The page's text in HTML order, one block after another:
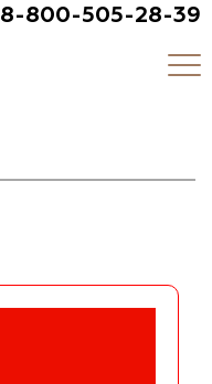
8-800-505-28-39